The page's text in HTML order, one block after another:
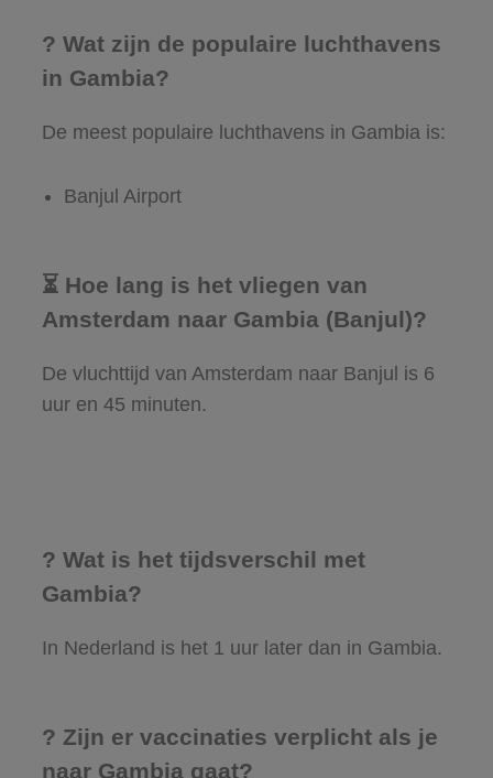
? Wat zijn de populaire luchthavens
in Gambia?
De meest populaire luchthavens in Gambia is:
Banjul Airport
⏳ Hoe lang is het vliegen van
Amsterdam naar Gambia (Banjul)?
De vluchttijd van Amsterdam naar Banjul is 6
uur en 45 minuten.
? Wat is het tijdsverschil met
Gambia?
In Nederland is het 1 uur later dan in Gambia.
? Zijn er vaccinaties verplicht als je
naar Gambia gaat?